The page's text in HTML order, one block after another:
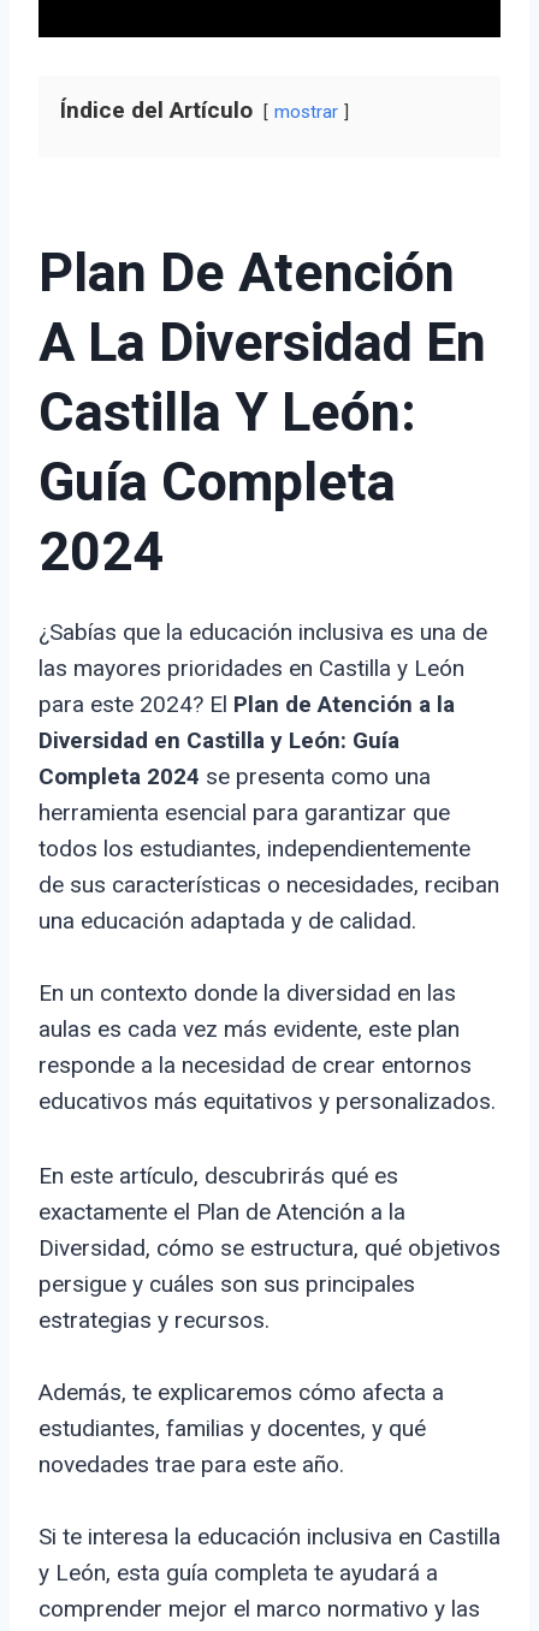
Índice del Artículo mostrar
Plan De Atención
A La Diversidad En
Castilla Y León:
Guía Completa
2024
¿Sabías que la educación inclusiva es una de
las mayores prioridades en Castilla y León
para este 2024? El Plan de Atención a la
Diversidad en Castilla y León: Guía
Completa 2024 se presenta como una
herramienta esencial para garantizar que
todos los estudiantes, independientemente
de sus características o necesidades, reciban
una educación adaptada y de calidad.
En un contexto donde la diversidad en las
aulas es cada vez más evidente, este plan
responde a la necesidad de crear entornos
educativos más equitativos y personalizados.
En este artículo, descubrirás qué es
exactamente el Plan de Atención a la
Diversidad, cómo se estructura, qué objetivos
persigue y cuáles son sus principales
estrategias y recursos.
Además, te explicaremos cómo afecta a
estudiantes, familias y docentes, y qué
novedades trae para este año.
Si te interesa la educación inclusiva en Castilla
y León, esta guía completa te ayudará a
comprender mejor el marco normativo y las